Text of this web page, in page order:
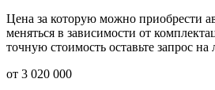
Цена за которую можно приобрести
меняться в зависимости от
точную стоимость оставьте запрос на
от 3 020 000